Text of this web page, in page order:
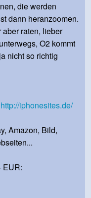
die werden
dann heranzoomen.
raten, lieber
O2 kommt
nicht so richtig
http://iphonesites.de/
Amazon, Bild,
EUR: